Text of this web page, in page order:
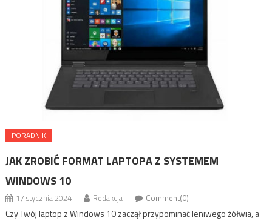
PORADNIK
JAK ZROBIĆ FORMAT LAPTOPA Z SYSTEMEM
WINDOWS 10
17 stycznia 2024 Redakcja Comment(0)
Czy Twój laptop z Windows 10 zaczął przypominać leniwego żółwia, a